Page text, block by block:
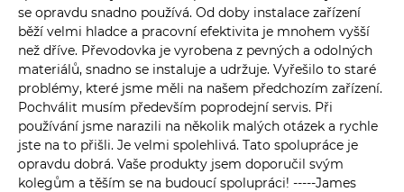
se opravdu snadno používá. Od doby instalace zařízení
běží velmi hladce a pracovní efektivita je mnohem vyšší
než dříve. Převodovka je vyrobena z pevných a odolných
materiálů, snadno se instaluje a udržuje. Vyřešilo to staré
problémy, které jsme měli na našem předchozím zařízení.
Pochválit musím především poprodejní servis. Při
používání jsme narazili na několik malých otázek a rychle
jste na to přišli. Je velmi spolehlivá. Tato spolupráce je
opravdu dobrá. Vaše produkty jsem doporučil svým
kolegům a těším se na budoucí spolupráci! -----James